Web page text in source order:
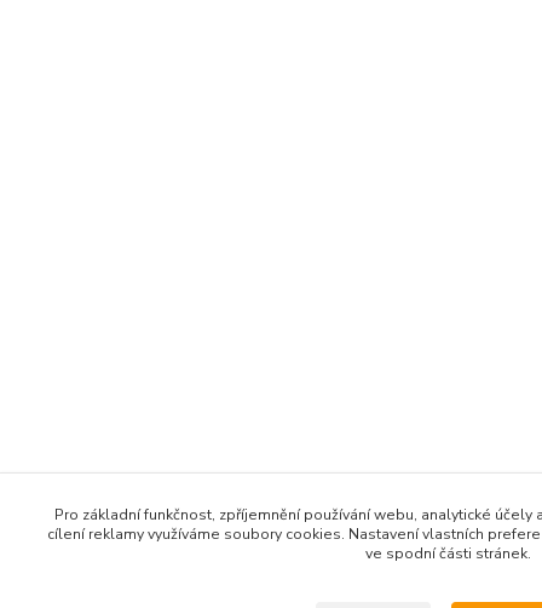
Pro základní funkčnost, zpříjemnění používání webu, analytické
cílení reklamy využíváme soubory cookies. Nastavení vlastních
ve spodní části stránek.